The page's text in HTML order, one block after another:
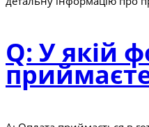
Q: У якій